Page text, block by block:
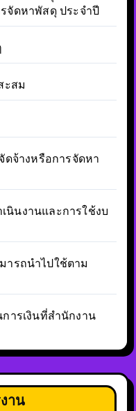
จัดหาพัสดุ ประจำปี
ะสม
ดจ้างหรือการจัดหา
นินงานและการใช้งบ
ารถนำไปใช้ตาม
ารเงินที่สำนักงาน
าน